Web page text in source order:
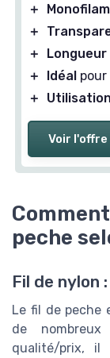
＋
＋
＋
Longueur
＋
Idéal
＋
Utilisation
Voir l'offre
peche
Fil de nylon
Le fil de peche
de
qualité/prix, il